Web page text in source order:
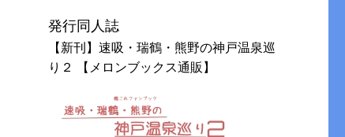
発行同人誌
【新刊】速吸・瑞鶴・熊野の神戸温泉巡
り２ 【メロンブックス通販】